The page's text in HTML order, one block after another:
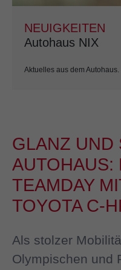
NEUIGKEITEN
Autohaus NIX
Aktuelles aus dem Autohaus.
GLANZ UND
AUTOHAUS:
TEAMDAY
TOYOTA C-
Als stolzer
Olympischen und